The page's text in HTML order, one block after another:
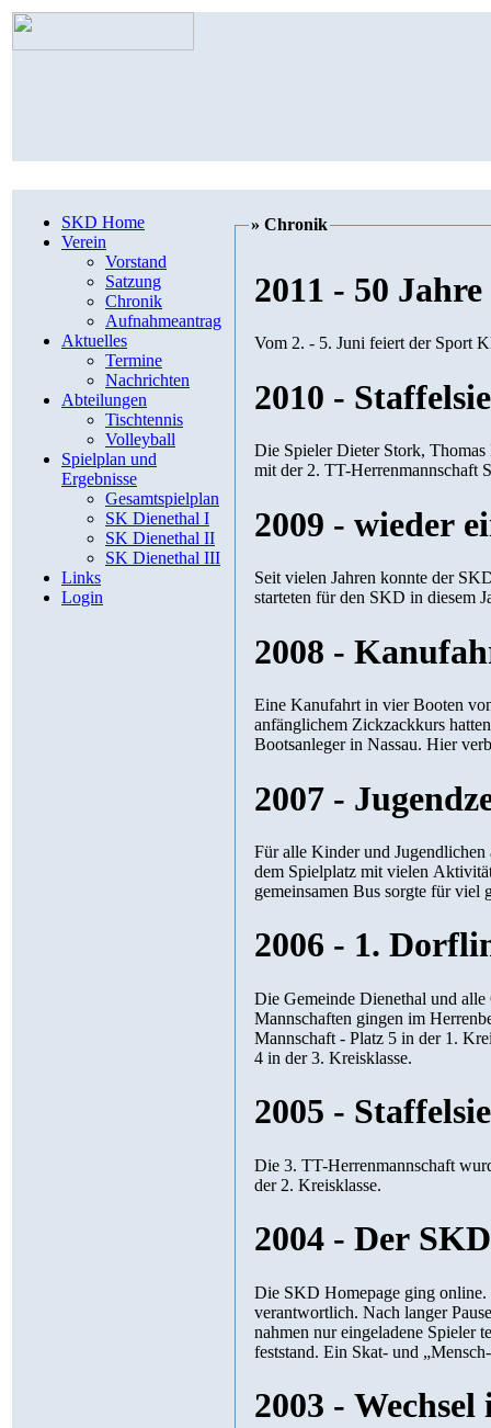
SKD Home
Verein
Vorstand
Satzung
Chronik
Aufnahmeantrag
Aktuelles
Termine
Nachrichten
Abteilungen
Tischtennis
Volleyball
Spielplan und
Ergebnisse
Gesamtspielplan
SK Dienethal I
SK Dienethal II
SK Dienethal III
Links
Login
» Chronik
2011 - 50
Vom 2. - 5. Juni feiert der Sport
2010 -
Die Spieler Dieter Stork,
mit der 2. TT-Herrenmannschaft
2009 - wieder
Seit vielen Jahren konnte der
starteten für den SKD in diesem
2008 -
Eine Kanufahrt in vier Booten
anfänglichem Zickzackkurs
Bootsanleger in Nassau. Hier
2007 -
Für alle Kinder und
dem Spielplatz mit vielen
gemeinsamen Bus sorgte für viel
2006 - 1.
Die Gemeinde Dienethal und
Mannschaften gingen im
Mannschaft - Platz 5 in der 1.
4 in der 3. Kreisklasse.
2005 -
Die 3. TT-Herrenmannschaft
der 2. Kreisklasse.
2004 - Der
Die SKD Homepage ging online.
verantwortlich. Nach langer
nahmen nur eingeladene Spieler
feststand. Ein Skat- und
2003 -